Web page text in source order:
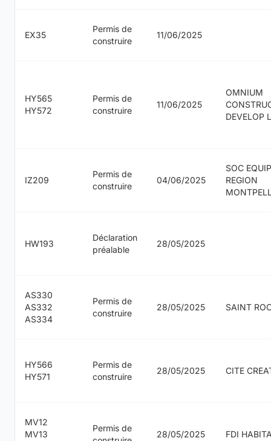
EX35
Permis de
construire
11/06/2025
HY565
HY572
Permis de
construire
11/06/2025
OMNIUM
DEVELOP
IZ209
Permis de
construire
04/06/2025
SOC
REGION
HW193
Déclaration
préalable
28/05/2025
AS330
AS332
AS334
Permis de
construire
28/05/2025 SAINT
HY566
HY571
Permis de
construire
28/05/2025 CITE
MV12
MV13
Permis de
28/05/2025 FDI